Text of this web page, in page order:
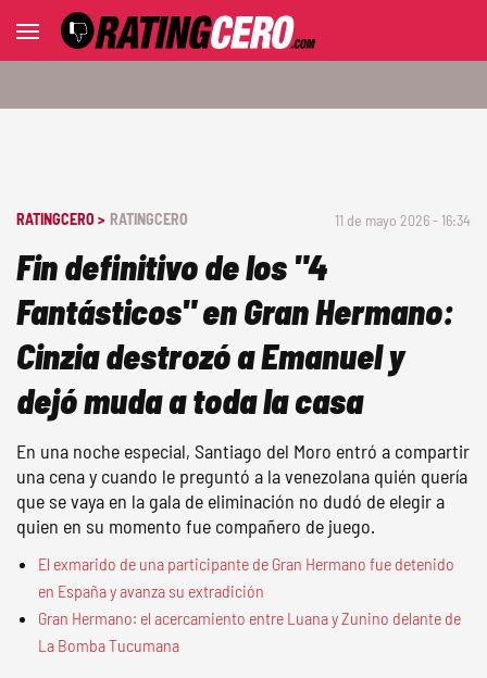
RATINGCERO > RATINGCERO 11 de mayo 2026 - 16:34
Fin definitivo de los "4
Fantásticos" en Gran Hermano:
Cinzia destrozó a Emanuel y
dejó muda a toda la casa
En una noche especial, Santiago del Moro entró a compartir
una cena y cuando le preguntó a la venezolana quién quería
que se vaya en la gala de eliminación no dudó de elegir a
quien en su momento fue compañero de juego.
El exmarido de una participante de Gran Hermano fue detenido
en España y avanza su extradición
Gran Hermano: el acercamiento entre Luana y Zunino delante de
La Bomba Tucumana